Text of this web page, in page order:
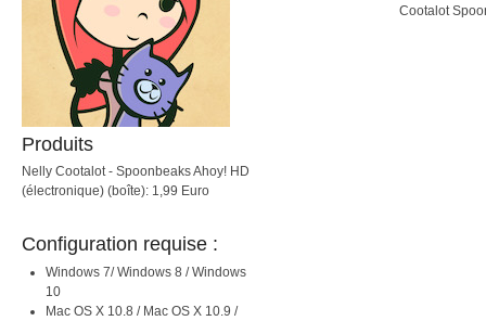
Produits
Nelly Cootalot - Spoonbeaks Ahoy! HD
(électronique) (boîte): 1,99 Euro
Configuration requise :
Windows 7/ Windows 8 / Windows
10
Mac OS X 10.8 / Mac OS X 10.9 /
Cootalot